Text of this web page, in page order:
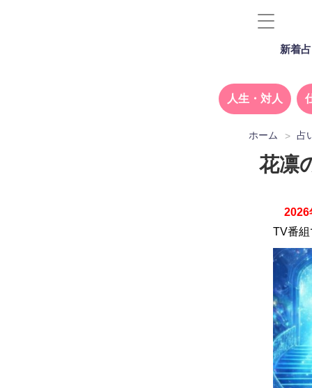
新着
人生・対人
ホーム 占
花凛
2026
TV番